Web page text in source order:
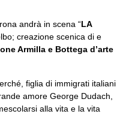
andrà in scena “LA
creazione scenica di e
Armilla e Bottega d’arte
figlia di immigrati italiani
amore George Dudach,
alla vita e la vita